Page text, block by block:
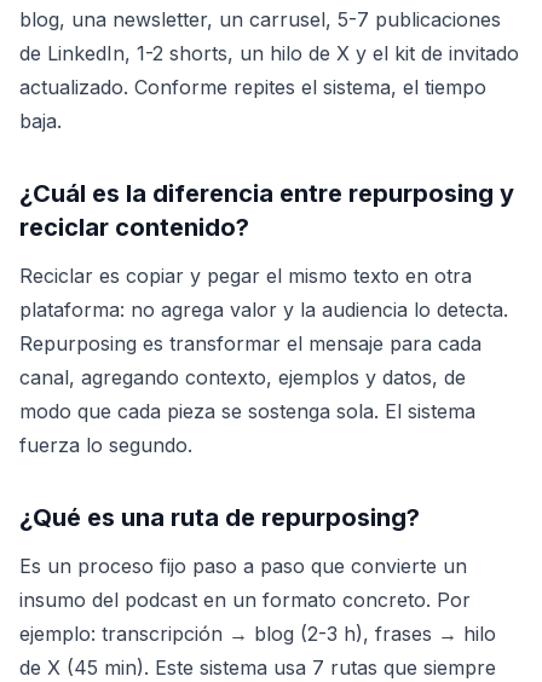
blog, una newsletter, un carrusel, 5-7 publicaciones
de LinkedIn, 1-2 shorts, un hilo de X y el kit de invitado
actualizado. Conforme repites el sistema, el tiempo
baja.
¿Cuál es la diferencia entre repurposing y
reciclar contenido?
Reciclar es copiar y pegar el mismo texto en otra
plataforma: no agrega valor y la audiencia lo detecta.
Repurposing es transformar el mensaje para cada
canal, agregando contexto, ejemplos y datos, de
modo que cada pieza se sostenga sola. El sistema
fuerza lo segundo.
¿Qué es una ruta de repurposing?
Es un proceso fijo paso a paso que convierte un
insumo del podcast en un formato concreto. Por
ejemplo: transcripción → blog (2-3 h), frases → hilo
de X (45 min). Este sistema usa 7 rutas que siempre